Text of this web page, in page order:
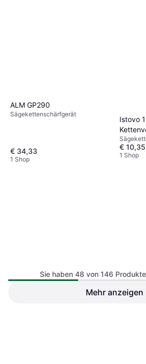
ALM GP290
Sägekettenschärfgerät
€ 34,33
1 Shop
Istovo
€ 10,35
1 Shop
Istovo
Sie haben 48 von 146
Mehr anzeigen